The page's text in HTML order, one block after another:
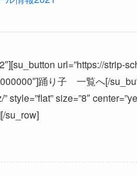
url=”https://strip-
踊り子 一覧へ[/
style=”flat” size=”8″
su_row]